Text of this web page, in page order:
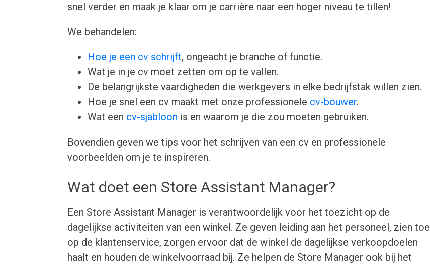
snel verder en maak je klaar om je carrière naar een hoger niveau te tillen!
We behandelen:
Hoe je een cv schrijft, ongeacht je branche of functie.
Wat je in je cv moet zetten om op te vallen.
De belangrijkste vaardigheden die werkgevers in elke bedrijfstak willen zien.
Hoe je snel een cv maakt met onze professionele cv-bouwer.
Wat een cv-sjabloon is en waarom je die zou moeten gebruiken.
Bovendien geven we tips voor het schrijven van een cv en professionele
voorbeelden om je te inspireren.
Wat doet een Store Assistant Manager?
Een Store Assistant Manager is verantwoordelijk voor het toezicht op de
dagelijkse activiteiten van een winkel. Ze geven leiding aan het personeel, zien toe
op de klantenservice, zorgen ervoor dat de winkel de dagelijkse verkoopdoelen
haalt en houden de winkelvoorraad bij. Ze helpen de Store Manager ook bij het